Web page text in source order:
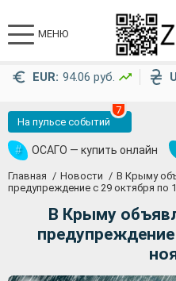
МЕНЮ
EUR: 94.06 руб.
На пульсе событий
7
# ОСАГО — купить онлайн
Главная Новости
В Крыму
предупреждение с 29 октября по
В Крыму